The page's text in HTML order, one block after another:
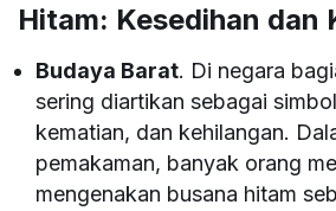
Hitam: Kesedihan dan
Budaya Barat. Di negara
sering diartikan sebagai
kematian, dan kehilangan.
pemakaman, banyak orang
mengenakan busana hitam